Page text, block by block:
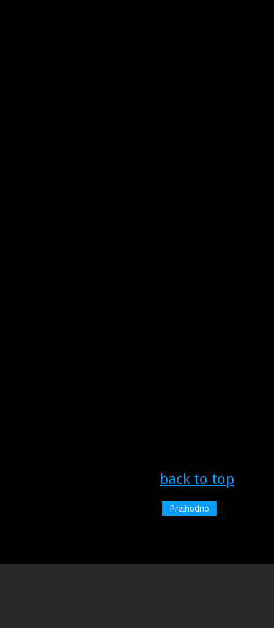
back to top
Prethodno